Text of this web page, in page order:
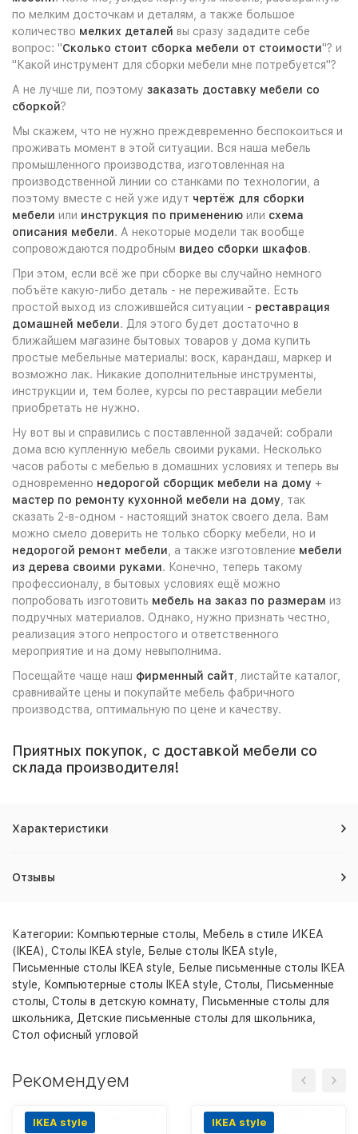
по мелким досточкам и деталям, а также большое
количество мелких деталей вы сразу зададите себе
вопрос: "Сколько стоит сборка мебели от стоимости"? и
"Какой инструмент для сборки мебели мне потребуется"?
А не лучше ли, поэтому заказать доставку мебели со
сборкой?
Мы скажем, что не нужно преждевременно беспокоиться и
проживать момент в этой ситуации. Вся наша мебель
промышленного производства, изготовленная на
производственной линии со станками по технологии, а
поэтому вместе с ней уже идут чертёж для сборки
мебели или инструкция по применению или схема
описания мебели. А некоторые модели так вообще
сопровождаются подробным видео сборки шкафов.
При этом, если всё же при сборке вы случайно немного
побъёте какую-либо деталь - не переживайте. Есть
простой выход из сложившейся ситуации - реставрация
домашней мебели. Для этого будет достаточно в
ближайшем магазине бытовых товаров у дома купить
простые мебельные материалы: воск, карандаш, маркер и
возможно лак. Никакие дополнительные инструменты,
инструкции и, тем более, курсы по реставрации мебели
приобретать не нужно.
Ну вот вы и справились с поставленной задачей: собрали
дома всю купленную мебель своими руками. Несколько
часов работы с мебелью в домашних условиях и теперь вы
одновременно недорогой сборщик мебели на дому +
мастер по ремонту кухонной мебели на дому, так
сказать 2-в-одном - настоящий знаток своего дела. Вам
можно смело доверить не только сборку мебели, но и
недорогой ремонт мебели, а также изготовление мебели
из дерева своими руками. Конечно, теперь такому
профессионалу, в бытовых условиях ещё можно
попробовать изготовить мебель на заказ по размерам из
подручных материалов. Однако, нужно признать честно,
реализация этого непростого и ответственного
мероприятие и на дому невыполнима.
Посещайте чаще наш фирменный сайт, листайте каталог,
сравнивайте цены и покупайте мебель фабричного
производства, оптимальную по цене и качеству.
Приятных покупок, с доставкой мебели со
склада производителя!
Характеристики
Отзывы
Категории: Компьютерные столы, Мебель в стиле ИКЕА
(IKEA), Столы IKEA style, Белые столы IKEA style,
Письменные столы IKEA style, Белые письменные столы IKEA
style, Компьютерные столы IKEA style, Столы, Письменные
столы, Столы в детскую комнату, Письменные столы для
школьника, Детские письменные столы для школьника,
Стол офисный угловой
Рекомендуем
IKEA style IKEA style